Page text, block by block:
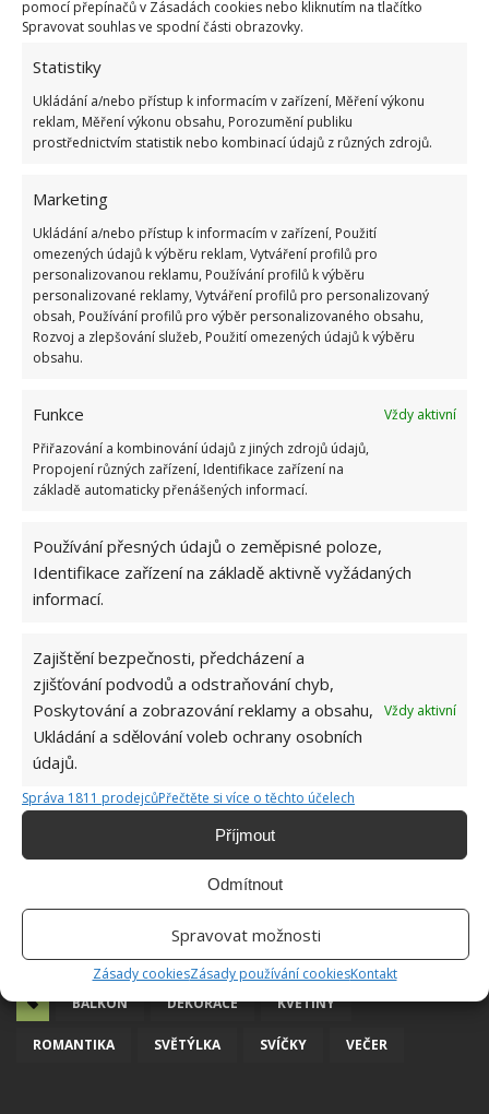
pomocí přepínačů v Zásadách cookies nebo kliknutím na tlačítko
Spravovat souhlas ve spodní části obrazovky.
Statistiky
Ukládání a/nebo přístup k informacím v zařízení, Měření výkonu
reklam, Měření výkonu obsahu, Porozumění publiku
prostřednictvím statistik nebo kombinací údajů z různých zdrojů.
Marketing
Ukládání a/nebo přístup k informacím v zařízení, Použití
omezených údajů k výběru reklam, Vytváření profilů pro
personalizovanou reklamu, Používání profilů k výběru
personalizované reklamy, Vytváření profilů pro personalizovaný
obsah, Používání profilů pro výběr personalizovaného obsahu,
Rozvoj a zlepšování služeb, Použití omezených údajů k výběru
obsahu.
Funkce
Vždy aktivní
Přiřazování a kombinování údajů z jiných zdrojů údajů,
Propojení různých zařízení, Identifikace zařízení na
základě automaticky přenášených informací.
Používání přesných údajů o zeměpisné poloze,
Identifikace zařízení na základě aktivně vyžádaných
informací.
Zajištění bezpečnosti, předcházení a
zjišťování podvodů a odstraňování chyb,
Poskytování a zobrazování reklamy a obsahu,
Ukládání a sdělování voleb ochrany osobních
údajů.
Vždy aktivní
Správa 1811 prodejcůPřečtěte si více o těchto účelech
Příjmout
Odmítnout
Spravovat možnosti
Zásady cookiesZásady používání cookiesKontakt
používat pouze ke zdobení interiéru. Neváhejte je
můžete skleničky na víno a čajové svíčky, lucerničky,
košíky, polštářky, koberečky, přehozy.
BALKON DEKORACE KVĚTINY
ROMANTIKA SVĚTÝLKA SVÍČKY VEČER